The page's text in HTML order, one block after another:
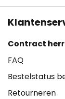
Contract
FAQ
Bestelstatus
Retourneren